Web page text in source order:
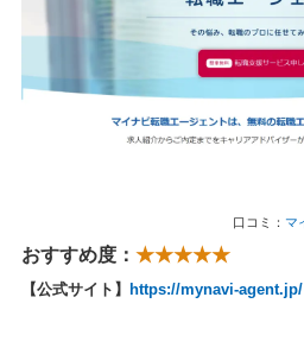
口コミ： マ
おすすめ度： ★★★★★
【公式サイト】 https://mynavi-agent.jp/